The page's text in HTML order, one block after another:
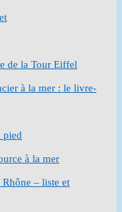
de la Tour Eiffel
à la mer : le livre-
pied
à la mer
– liste et